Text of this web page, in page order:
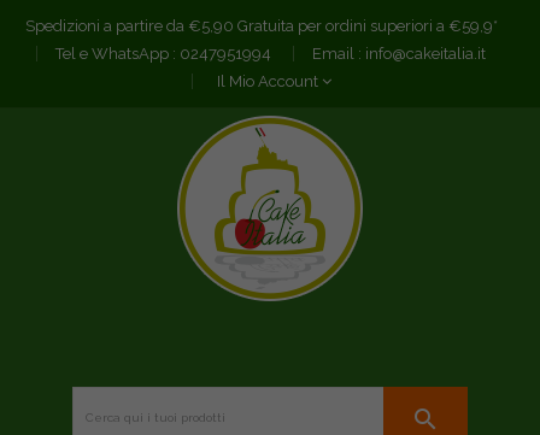
Spedizioni a partire da €5,90 Gratuita per ordini superiori a €59,9*
Tel e WhatsApp : 0247951994 Email : info@cakeitalia.it
Il Mio Account
search